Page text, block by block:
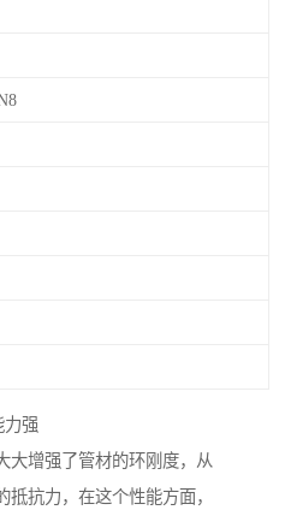
力强
大增强了管材的环刚度，从
抗力，在这个性能方面，